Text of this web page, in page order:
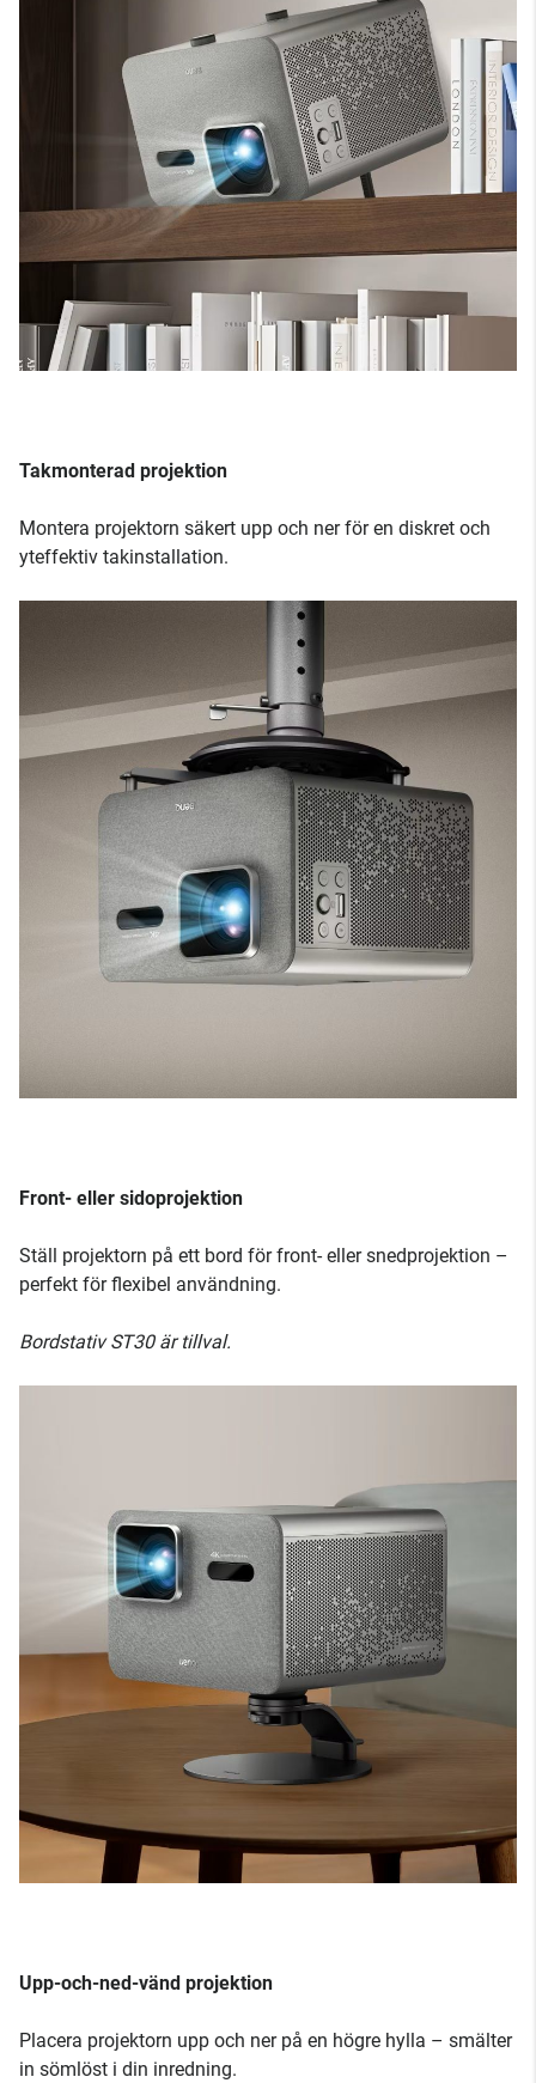
Takmonterad projektion
Montera projektorn säkert upp och ner för en diskret och
yteffektiv takinstallation.
Front- eller sidoprojektion
Ställ projektorn på ett bord för front- eller snedprojektion –
perfekt för flexibel användning.
Bordstativ ST30 är tillval.
Upp-och-ned-vänd projektion
Placera projektorn upp och ner på en högre hylla – smälter
in sömlöst i din inredning.